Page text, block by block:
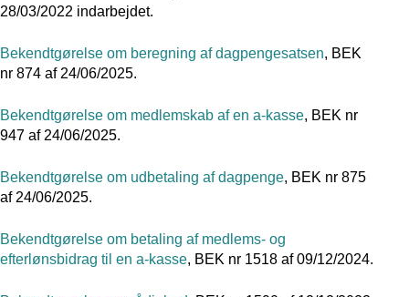
28/03/2022 indarbejdet.
Bekendtgørelse om beregning af dagpengesatsen, BEK
nr 874 af 24/06/2025.
Bekendtgørelse om medlemskab af en a-kasse, BEK nr
947 af 24/06/2025.
Bekendtgørelse om udbetaling af dagpenge, BEK nr 875
af 24/06/2025.
Bekendtgørelse om betaling af medlems- og
efterlønsbidrag til en a-kasse, BEK nr 1518 af 09/12/2024.